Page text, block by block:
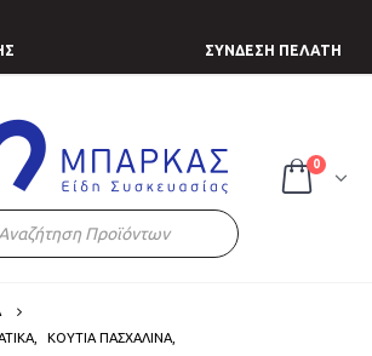
ΣΥΝΔΕΣΗ ΠΕΛΑΤΗ
0
ΚΟΥΤΙΑ ΠΑΣΧΑΛΙΝΑ